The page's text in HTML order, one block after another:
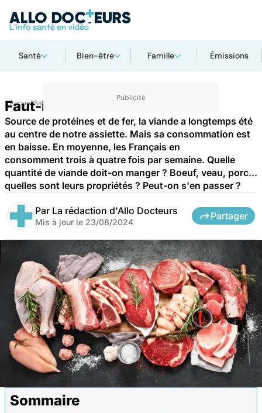
Santé Bien-être Famille Émissions
AccueilSanté Maladies cardiaques
Faut-il se méfier de la viande ?
Source de protéines et de fer, la viande a longtemps été
au centre de notre assiette. Mais sa consommation est
en baisse. En moyenne, les Français en
consomment trois à quatre fois par semaine. Quelle
quantité de viande doit-on manger ? Boeuf, veau, porc...
quelles sont leurs propriétés ? Peut-on s'en passer ?
Par La rédaction d'Allo Docteurs
Mis à jour le 23/08/2024
Partager
Sommaire